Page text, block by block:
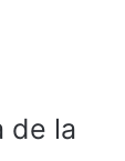
de la